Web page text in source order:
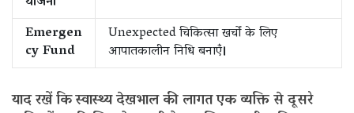
Emergen
cy Fund
Unexpected चिकित्सा खर्चों के लिए
आपातकालीन निधि बनाएँ।
याद रखें कि स्वास्थ्य देखभाल की लागत एक व्यक्ति से दूसरे